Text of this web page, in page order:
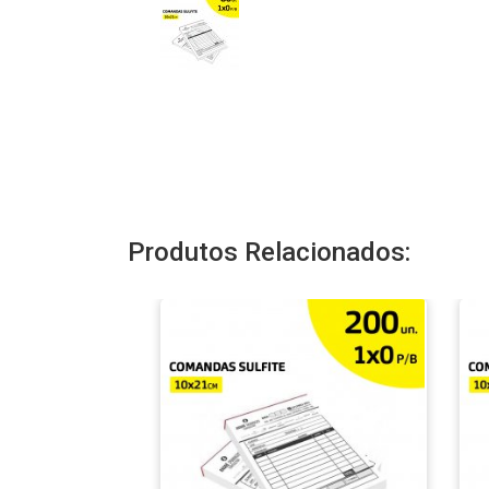
Produtos Relacionados: